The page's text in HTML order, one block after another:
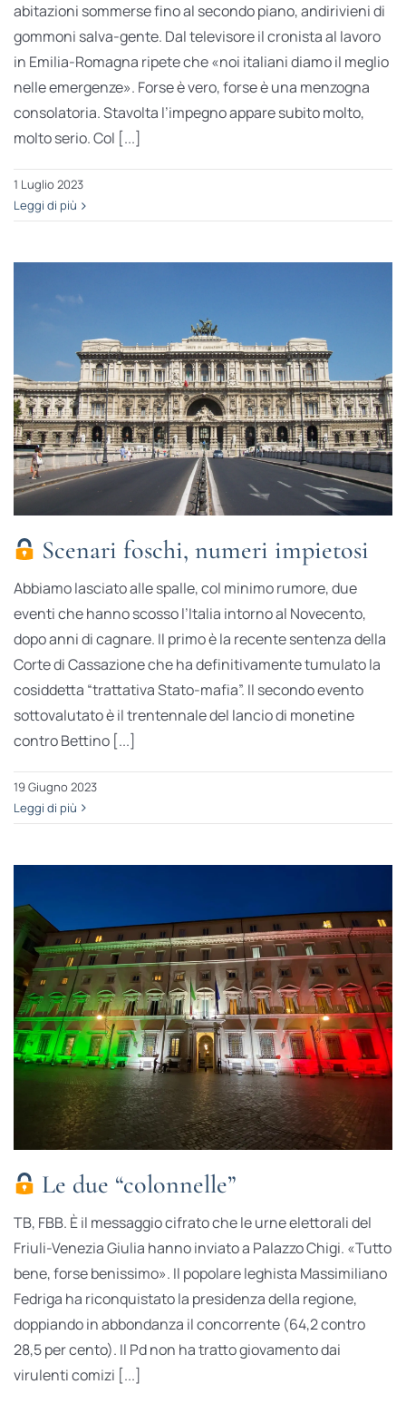
abitazioni sommerse fino al secondo piano, andirivieni di
gommoni salva-gente. Dal televisore il cronista al lavoro
in Emilia-Romagna ripete che «noi italiani diamo il meglio
nelle emergenze». Forse è vero, forse è una menzogna
consolatoria. Stavolta l’impegno appare subito molto,
molto serio. Col [...]
1 Luglio 2023
Leggi di più
Scenari foschi, numeri impietosi
Abbiamo lasciato alle spalle, col minimo rumore, due
eventi che hanno scosso l’Italia intorno al Novecento,
dopo anni di cagnare. Il primo è la recente sentenza della
Corte di Cassazione che ha definitivamente tumulato la
cosiddetta “trattativa Stato-mafia”. Il secondo evento
sottovalutato è il trentennale del lancio di monetine
contro Bettino [...]
19 Giugno 2023
Leggi di più
Le due “colonnelle”
TB, FBB. È il messaggio cifrato che le urne elettorali del
Friuli-Venezia Giulia hanno inviato a Palazzo Chigi. «Tutto
bene, forse benissimo». Il popolare leghista Massimiliano
Fedriga ha riconquistato la presidenza della regione,
doppiando in abbondanza il concorrente (64,2 contro
28,5 per cento). Il Pd non ha tratto giovamento dai
virulenti comizi [...]